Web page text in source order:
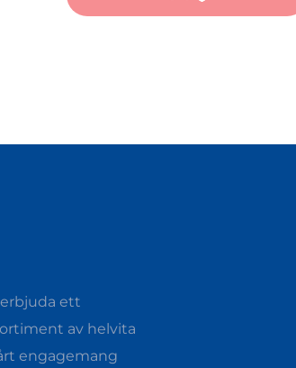
ett
av helvita
engagemang